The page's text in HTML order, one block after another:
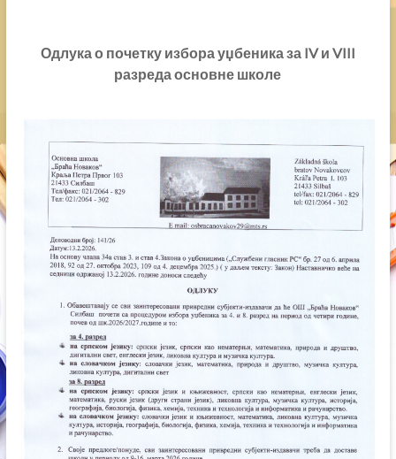
Одлука о почетку избора уџбеника за IV и VIII
разреда основне школе